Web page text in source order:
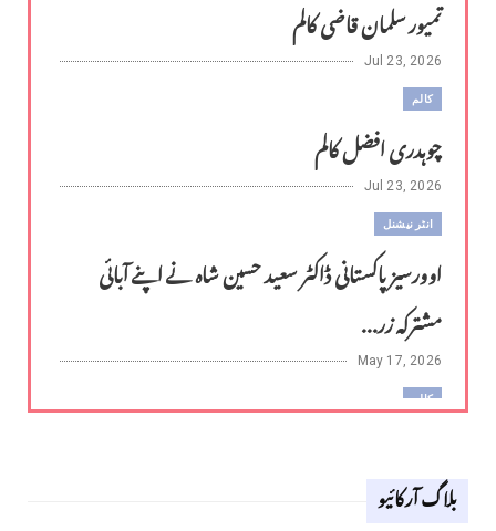
تمیور سلمان قاضی کالم
Jul 23, 2026
کالم
چوہدری افضل کالم
Jul 23, 2026
انٹر نیشنل
اوورسیز پاکستانی ڈاکٹر سعید حسین شاہ نے اپنے آبائی
مشترکہ زر...
May 17, 2026
کالم
Apr 18, 2026
بلاگ آرکائیو